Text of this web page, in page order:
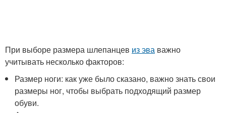
При выборе размера шлепанцев из эва важно
учитывать несколько факторов:
Размер ноги: как уже было сказано, важно знать свои
размеры ног, чтобы выбрать подходящий размер
обуви.